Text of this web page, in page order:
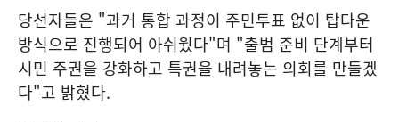
당선자들은 "과거 통합 과정이 주민투표 없이 탑다운
방식으로 진행되어 아쉬웠다"며 "출범 준비 단계부터
시민 주권을 강화하고 특권을 내려놓는 의회를 만들겠
다"고 밝혔다.